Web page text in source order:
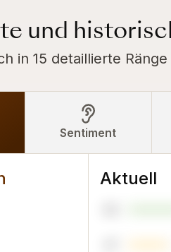
und
in 15 detaillierte
Sentiment
Aktuell